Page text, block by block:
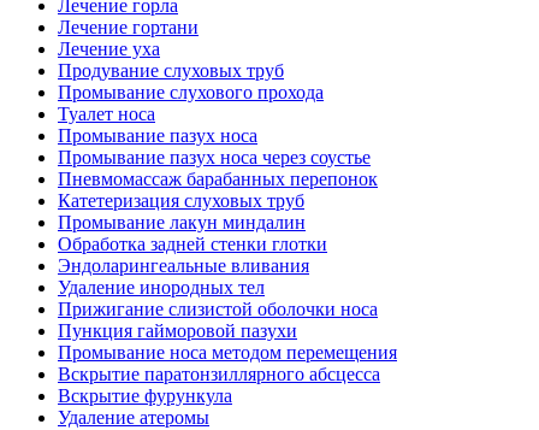
Лечение горла
Лечение гортани
Лечение уха
Продувание слуховых труб
Промывание слухового прохода
Туалет носа
Промывание пазух носа
Промывание пазух носа через соустье
Пневмомассаж барабанных перепонок
Катетеризация слуховых труб
Промывание лакун миндалин
Обработка задней стенки глотки
Эндоларингеальные вливания
Удаление инородных тел
Прижигание слизистой оболочки носа
Пункция гайморовой пазухи
Промывание носа методом перемещения
Вскрытие паратонзиллярного абсцесса
Вскрытие фурункула
Удаление атеромы